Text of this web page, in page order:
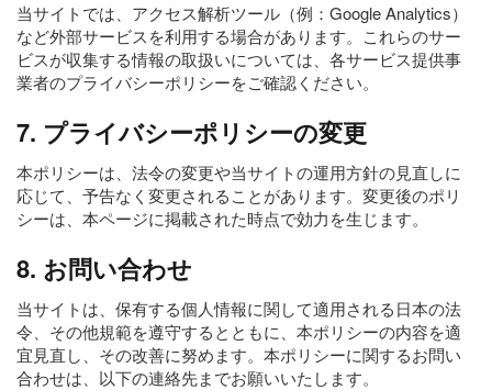
当サイトでは、アクセス解析ツール（例：Google Analytics）
など外部サービスを利用する場合があります。これらのサー
ビスが収集する情報の取扱いについては、各サービス提供事
業者のプライバシーポリシーをご確認ください。
7. プライバシーポリシーの変更
本ポリシーは、法令の変更や当サイトの運用方針の見直しに
応じて、予告なく変更されることがあります。変更後のポリ
シーは、本ページに掲載された時点で効力を生じます。
8. お問い合わせ
当サイトは、保有する個人情報に関して適用される日本の法
令、その他規範を遵守するとともに、本ポリシーの内容を適
宜見直し、その改善に努めます。本ポリシーに関するお問い
合わせは、以下の連絡先までお願いいたします。